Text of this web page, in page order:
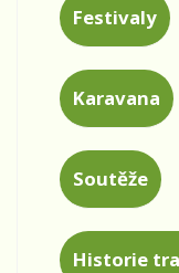
Festivaly
Karavana
Soutěže
Historie